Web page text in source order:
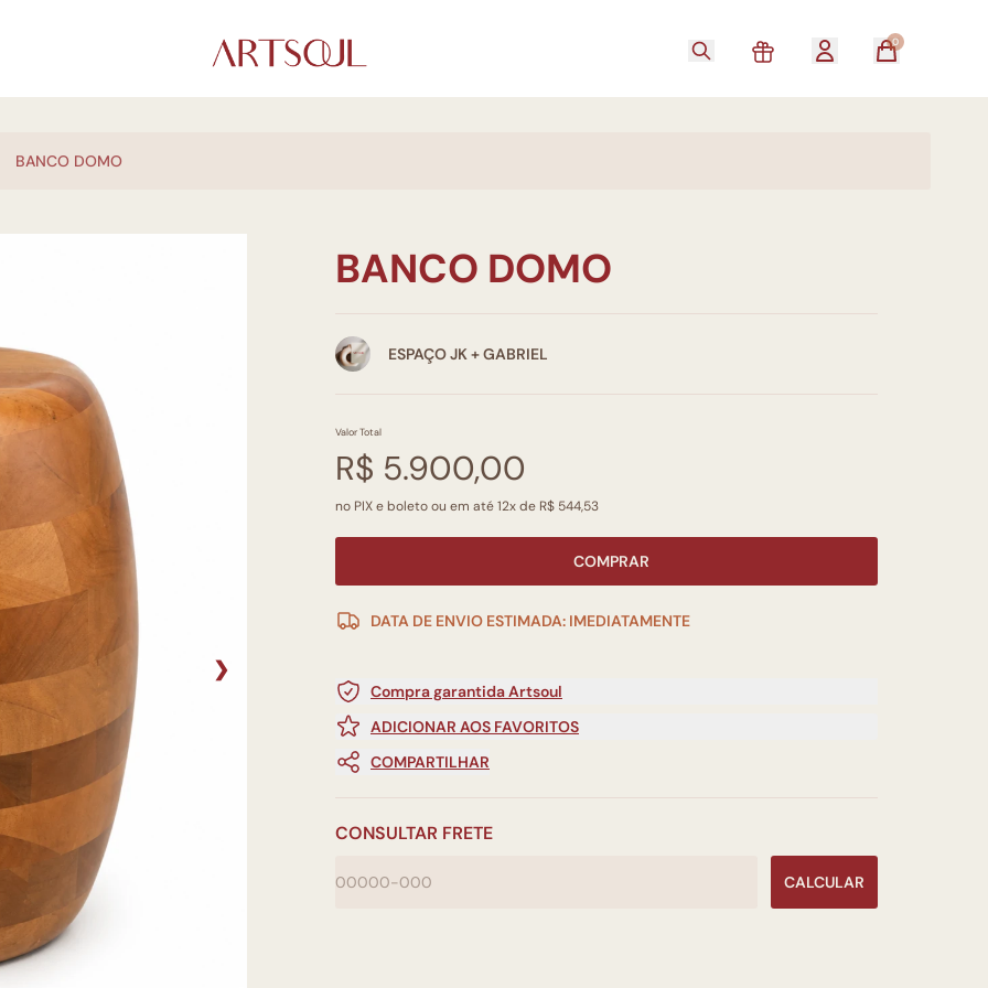
0
BANCO DOMO
❯
BANCO DOMO
ESPAÇO JK + GABRIEL
Valor Total
R$ 5.900,00
no PIX e boleto ou em até 12x de R$ 544,53
COMPRAR
DATA DE ENVIO ESTIMADA: IMEDIATAMENTE
Compra garantida Artsoul
ADICIONAR AOS FAVORITOS
COMPARTILHAR
CONSULTAR FRETE
CALCULAR